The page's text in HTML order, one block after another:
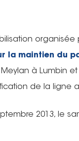
organisée
la maintien du
à Lumbin
de la ligne
2013, le